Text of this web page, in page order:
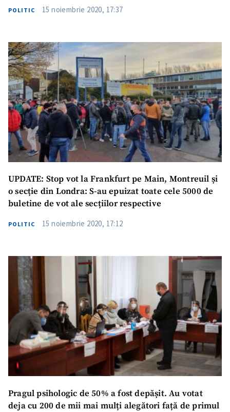
POLITIC 15 noiembrie 2020, 17:37
UPDATE: Stop vot la Frankfurt pe Main, Montreuil și
o secție din Londra: S-au epuizat toate cele 5000 de
buletine de vot ale secțiilor respective
POLITIC 15 noiembrie 2020, 17:12
Pragul psihologic de 50% a fost depășit. Au votat
deja cu 200 de mii mai mulți alegători față de primul